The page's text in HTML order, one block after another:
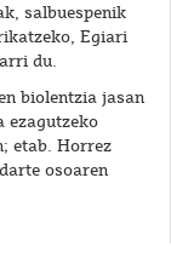
salbuespenik
Egiari
du.
biolentzia jasan
ezagutzeko
etab. Horrez
osoaren